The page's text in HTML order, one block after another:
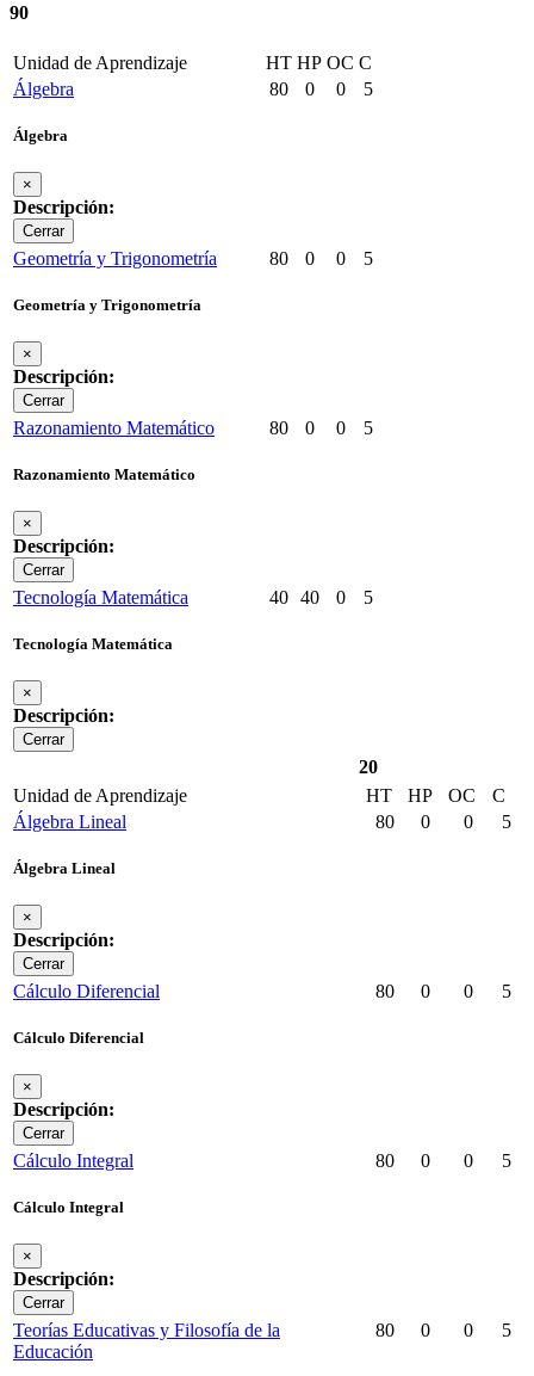
90
Unidad de Aprendizaje HT HP OC C
Álgebra
Álgebra
×
Descripción:
Cerrar
80 0 0 5
Geometría y Trigonometría
Geometría y Trigonometría
×
Descripción:
Cerrar
80 0 0 5
Razonamiento Matemático
Razonamiento Matemático
×
Descripción:
Cerrar
80 0 0 5
Tecnología Matemática
Tecnología Matemática
×
Descripción:
Cerrar
40 40 0 5
20
Unidad de Aprendizaje
HT HP OC
C
Álgebra Lineal
Álgebra Lineal
×
Descripción:
Cerrar
80 0 0 5
Cálculo Diferencial
Cálculo Diferencial
×
Descripción:
Cerrar
80 0 0 5
Cálculo Integral
Cálculo Integral
×
Descripción:
Cerrar
80 0 0 5
Teorías Educativas y Filosofía de la
Educación
80 0 0 5